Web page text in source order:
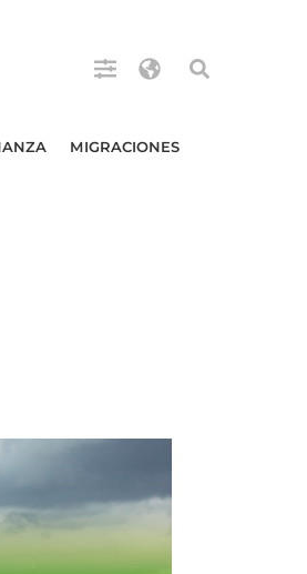
MIGRACIONES